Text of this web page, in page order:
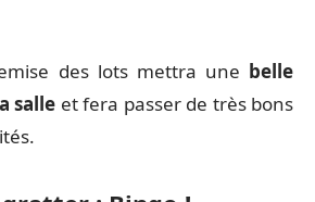
des lots mettra une belle
salle et fera passer de très bons